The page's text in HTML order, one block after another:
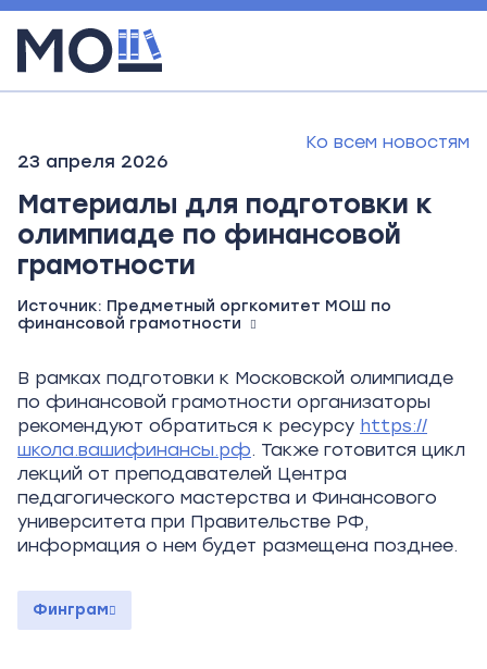
23 апреля 2026
Ко всем новостям
Материалы для подготовки к
олимпиаде по финансовой
грамотности
Источник: Предметный оргкомитет МОШ по
финансовой грамотности
В рамках подготовки к Московской олимпиаде
по финансовой грамотности организаторы
рекомендуют обратиться к ресурсу https://
школа.вашифинансы.рф. Также готовится цикл
лекций от преподавателей Центра
педагогического мастерства и Финансового
университета при Правительстве РФ,
информация о нем будет размещена позднее.
Финграм